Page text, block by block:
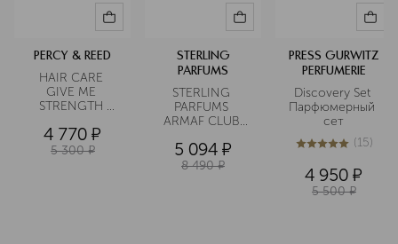
PERCY & REED
HAIR CARE
GIVE ME
STRENGTH
4 770 ¤
5 300 ¤
STERLING
PARFUMS
STERLING
PARFUMS
ARMAF CLUB
парфюмерной
воды
5 094 ¤
8 490 ¤
PRESS GURWITZ
PERFUMERIE
Discovery Set
Парфюмерный
сет
5из 515 (15)
4 950 ¤
5 500 ¤